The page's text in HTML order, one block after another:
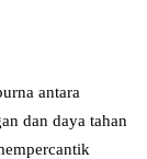
antara
dan daya tahan